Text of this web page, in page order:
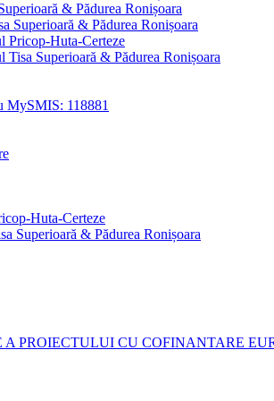
& Pădurea Ronișoara
Superioară & Pădurea Ronișoara
Pricop-Huta-Certeze
Tisa Superioară & Pădurea Ronișoara
MySMIS: 118881
Huta-Certeze
Superioară & Pădurea Ronișoara
PROIECTULUI CU COFINANTARE